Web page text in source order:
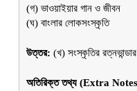
(গ) ভাওয়াইয়ার গান ও জীবন
(ঘ) বাংলার লোকসংস্কৃতি
উত্তর: (খ) সংস্কৃতির
অতিরিক্ত তথ্য (Extra